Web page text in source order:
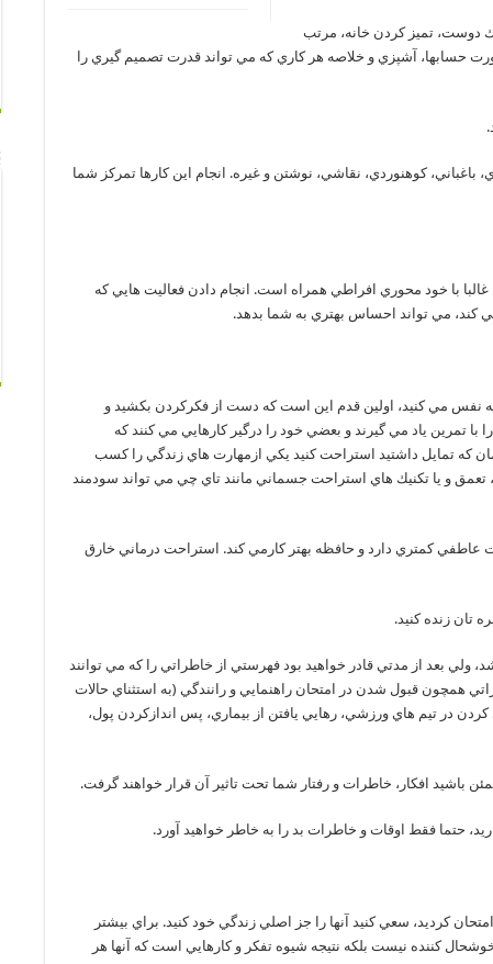
دوست، تميز كردن خانه، مرتب
حسابها، آشپزي و خلاصه هر كاري كه مي تواند قدرت تصميم گيري را
باغباني، كوهنوردي، نقاشي، نوشتن و غيره. انجام اين كارها تمركز شما
با خود محوري افراطي همراه است. انجام دادن فعاليت هايي كه
مي تواند احساس بهتري به شما بدهد.
نفس مي كنيد، اولين قدم این است كه دست از فكركردن بكشيد و
تمرين ياد مي گيرند و بعضي خود را درگير كارهايي مي كنند كه
كه تمايل داشتيد استراحت كنيد يكي ازمهارت هاي زندگي را كسب
تعمق و يا تكنيك هاي استراحت جسماني مانند تاي چي مي تواند سودمند
عاطفي كمتري دارد و حافظه بهتر كارمي كند. استراحت درماني خارق
ولي بعد از مدتي قادر خواهيد بود فهرستي از خاطراتي را كه مي توانند
همچون قبول شدن در امتحان راهنمايي و رانندگي (به استثناي حالات
در تيم هاي ورزشي، رهايي يافتن از بيماري، پس اندازكردن پول،
حتما فقط اوقات و خاطرات بد را به خاطر خواهيد آورد.
كرديد، سعي كنيد آنها را جز اصلي زندگي خود كنيد. براي بيشتر
كننده نيست بلكه نتيجه شيوه تفكر و كارهايي است كه آنها هر